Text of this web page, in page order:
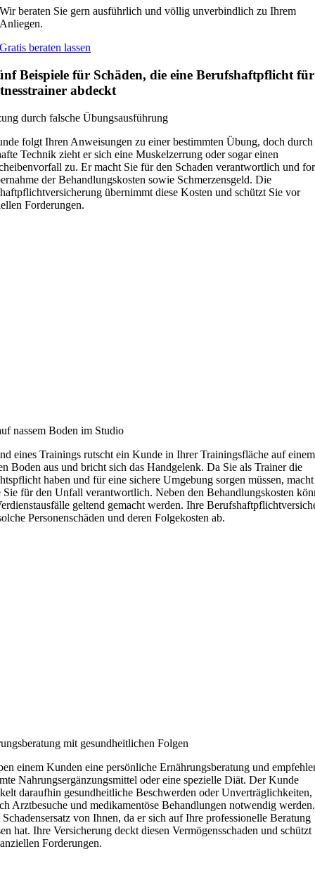
Wir beraten Sie gern ausführlich und völlig unverbindlich zu Ihrem
Anliegen.
Gratis beraten lassen
Beispiele für Schäden, die eine Berufshaftpflicht für
abdeckt
durch falsche Übungsausführung
folgt Ihren Anweisungen zu einer bestimmten Übung, doch durch
Technik zieht er sich eine Muskelzerrung oder sogar einen
zu. Er macht Sie für den Schaden verantwortlich und
der Behandlungskosten sowie Schmerzensgeld. Die
übernimmt diese Kosten und schützt Sie vor
Forderungen.
nassem Boden im Studio
eines Trainings rutscht ein Kunde in Ihrer Trainingsfläche auf einem
Boden aus und bricht sich das Handgelenk. Da Sie als Trainer die
haben und für eine sichere Umgebung sorgen müssen,
Sie für den Unfall verantwortlich. Neben den Behandlungskosten
geltend gemacht werden. Ihre
Personenschäden und deren Folgekosten ab.
mit gesundheitlichen Folgen
einem Kunden eine persönliche Ernährungsberatung und
Nahrungsergänzungsmittel oder eine spezielle Diät. Der Kunde
daraufhin gesundheitliche Beschwerden oder Unverträglichkeiten,
Arztbesuche und medikamentöse Behandlungen notwendig
von Ihnen, da er sich auf Ihre professionelle Beratung
hat. Ihre Versicherung deckt diesen Vermögensschaden und schützt
Forderungen.